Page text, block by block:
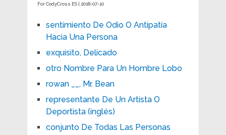
For CodyCross ES | 2018-07-10
sentimiento De Odio O Antipatía
Hacia Una Persona
exquisito, Delicado
otro Nombre Para Un Hombre Lobo
rowan __, Mr. Bean
representante De Un Artista O
Deportista (inglés)
conjunto De Todas Las Personas